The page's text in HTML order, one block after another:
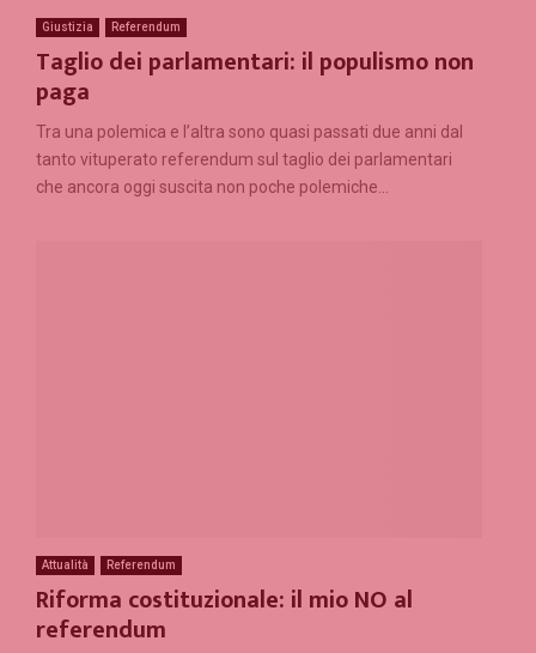
Giustizia Referendum
Taglio dei parlamentari: il populismo non
paga
Tra una polemica e l’altra sono quasi passati due anni dal
tanto vituperato referendum sul taglio dei parlamentari
che ancora oggi suscita non poche polemiche...
Attualità Referendum
Riforma costituzionale: il mio NO al
referendum